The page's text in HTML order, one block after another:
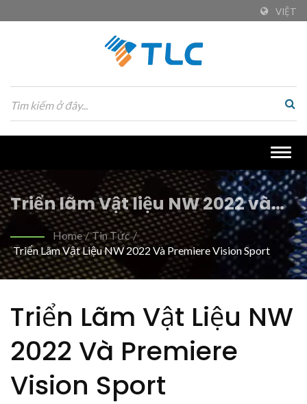
VIỆT
Triển lãm Vật liệu NW 2022 và
Premiere Vision Sport | Vải PET
tái chế thân thiện với môi
trường cho ngành dệt bền vững
| Tiong Liong / TLC
Home / Tin Tức /
Triển Lãm Vật Liệu NW 2022 Và Premiere Vision Sport
Triển Lãm Vật Liệu NW
2022 Và Premiere
Vision Sport